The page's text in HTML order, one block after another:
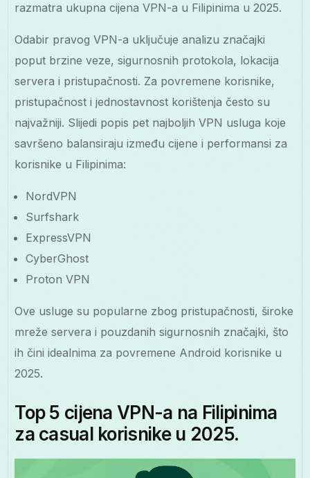
razmatra ukupna cijena VPN-a u Filipinima u 2025.
Odabir pravog VPN-a uključuje analizu značajki
poput brzine veze, sigurnosnih protokola, lokacija
servera i pristupačnosti. Za povremene korisnike,
pristupačnost i jednostavnost korištenja često su
najvažniji. Slijedi popis pet najboljih VPN usluga koje
savršeno balansiraju između cijene i performansi za
korisnike u Filipinima:
NordVPN
Surfshark
ExpressVPN
CyberGhost
Proton VPN
Ove usluge su popularne zbog pristupačnosti, široke
mreže servera i pouzdanih sigurnosnih značajki, što
ih čini idealnima za povremene Android korisnike u
2025.
Top 5 cijena VPN-a na Filipinima
za casual korisnike u 2025.